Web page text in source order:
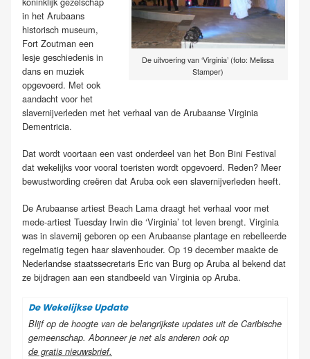
De uitvoering van ‘Virginia’ (foto: Melissa
Stamper)
in het Arubaans
historisch museum,
Fort Zoutman een
lesje geschiedenis in
dans en muziek
opgevoerd. Met ook
aandacht voor het
slavernijverleden met het verhaal van de Arubaanse Virginia
Dementricia.
Dat wordt voortaan een vast onderdeel van het Bon Bini Festival
dat wekelijks voor vooral toeristen wordt opgevoerd. Reden? Meer
bewustwording creëren dat Aruba ook een slavernijverleden heeft.
De Arubaanse artiest Beach Lama draagt het verhaal voor met
mede-artiest Tuesday Irwin die ‘Virginia’ tot leven brengt. Virginia
was in slavernij geboren op een Arubaanse plantage en rebelleerde
regelmatig tegen haar slavenhouder. Op 19 december maakte de
Nederlandse staatssecretaris Eric van Burg op Aruba al bekend dat
ze bijdragen aan een standbeeld van Virginia op Aruba.
De Wekelijkse Update
Blijf op de hoogte van de belangrijkste updates uit de Caribische
gemeenschap. Abonneer je net als anderen ook op
de gratis nieuwsbrief.